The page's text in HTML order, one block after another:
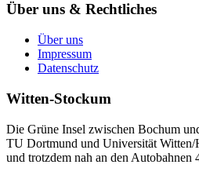
Über uns & Rechtliches
Über uns
Impressum
Datenschutz
Witten-Stockum
Die Grüne Insel zwischen Bochum
TU Dortmund und Universität Witten/
und trotzdem nah an den Autobahnen